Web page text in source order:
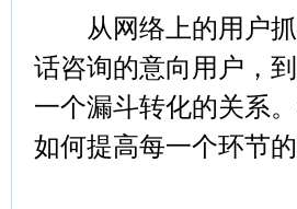
从网络上的用户抓
话咨询的意向用户，
一个漏斗转化的关系
如何提高每一个环节的